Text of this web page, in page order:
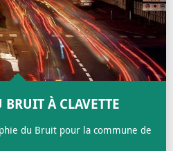
À CLAVETTE
du Bruit pour la commune de